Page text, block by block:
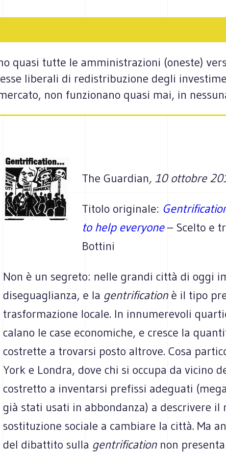
quasi tutte le amministrazioni (oneste)
liberali di redistribuzione degli
non funzionano quasi mai, in
The Guardian, 10 ottobre
Titolo originale:
to help everyone– Scelto e
Bottini
Non è un segreto: nelle grandi città di oggi
diseguaglianza, e la gentrificationè il tipo
trasformazione locale. In innumerevoli
calano le case economiche, e cresce la
costrette a trovarsi posto altrove. Cosa
York e Londra, dove chi si occupa da vicino
costretto a inventarsi prefissi adeguati
già stati usati in abbondanza) a descrivere il
sostituzione sociale a cambiare la città. Ma
del dibattito sulla gentrificationnon